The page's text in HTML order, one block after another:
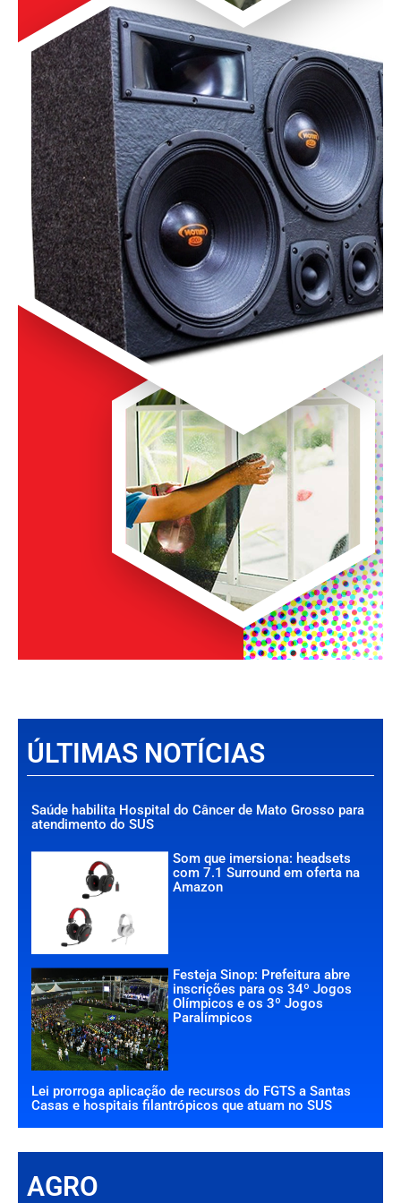
ÚLTIMAS NOTÍCIAS
Saúde habilita Hospital do Câncer de Mato Grosso para
atendimento do SUS
Som que imersiona: headsets
com 7.1 Surround em oferta na
Amazon
Festeja Sinop: Prefeitura abre
inscrições para os 34º Jogos
Olímpicos e os 3º Jogos
Paralímpicos
Lei prorroga aplicação de recursos do FGTS a Santas
Casas e hospitais filantrópicos que atuam no SUS
AGRO